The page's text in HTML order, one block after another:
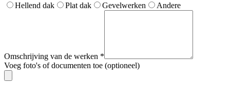
Hellend dak
Plat dak Gevelwerken Andere
Omschrijving van de werken *
Voeg foto's of documenten toe (optioneel)